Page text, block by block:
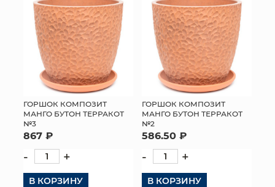
ГОРШОК КОМПОЗИТ
МАНГО БУТОН ТЕРРАКОТ
№3
867 ₽
- +
В КОРЗИНУ
ГОРШОК КОМПОЗИТ
МАНГО БУТОН ТЕРРАКОТ
№2
586.50 ₽
- +
В КОРЗИНУ